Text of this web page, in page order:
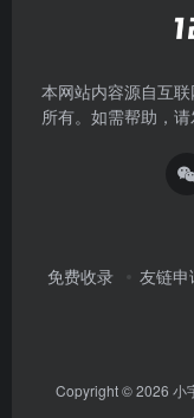
本网站内容源自互
所有。如需帮助，
免费收录 友链申
Copyright © 2026 小